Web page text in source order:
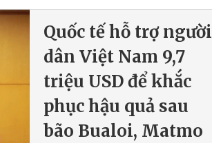
Quốc tế hỗ trợ người
dân Việt Nam 9,7
triệu USD để khắc
phục hậu quả sau
bão Bualoi, Matmo